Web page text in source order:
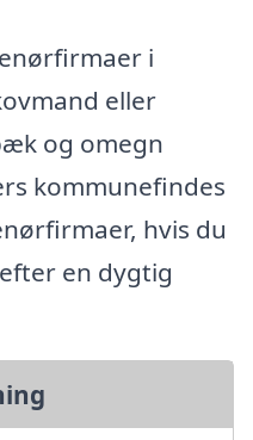
i
eller
og omegn
kommunefindes
hvis du
en dygtig